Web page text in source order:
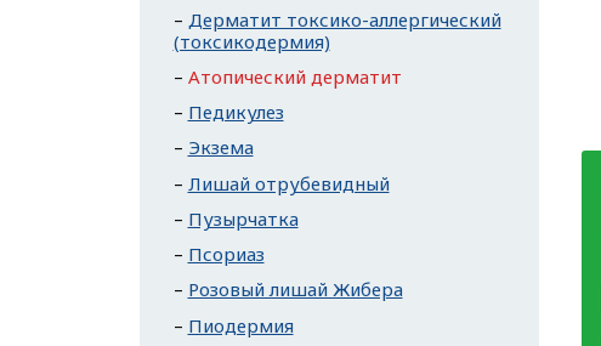
Дерматит токсико-аллергический
(токсикодермия)
Атопический дерматит
Педикулез
Экзема
Лишай отрубевидный
Пузырчатка
Псориаз
Розовый лишай Жибера
Пиодермия